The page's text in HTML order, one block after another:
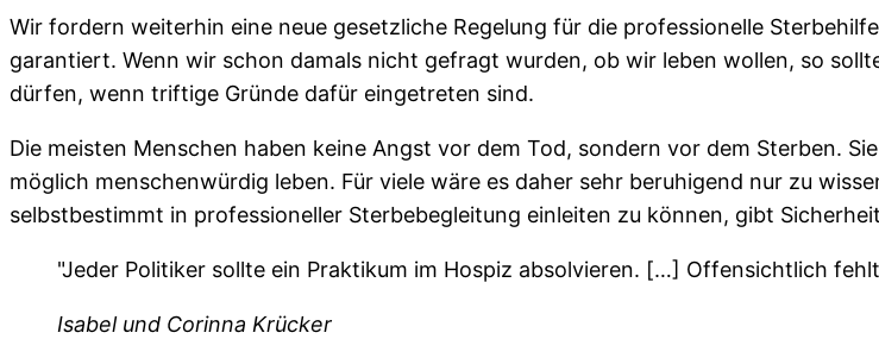
Wir fordern weiterhin eine neue gesetzliche Regelung für die professionelle
garantiert. Wenn wir schon damals nicht gefragt wurden, ob wir leben wollen, so
dürfen, wenn triftige Gründe dafür eingetreten sind.
Die meisten Menschen haben keine Angst vor dem Tod, sondern vor dem Sterben.
möglich menschenwürdig leben. Für viele wäre es daher sehr beruhigend nur zu
selbstbestimmt in professioneller Sterbebegleitung einleiten zu können, gibt
"Jeder Politiker sollte ein Praktikum im Hospiz absolvieren. […] Offensichtlich
Isabel und Corinna Krücker